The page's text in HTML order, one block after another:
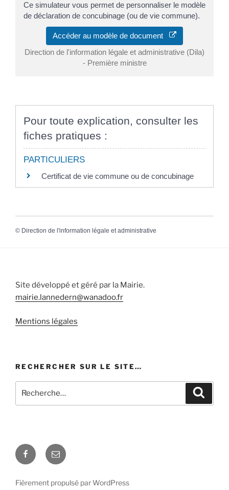
Ce simulateur vous permet de personnaliser le modèle
de déclaration de concubinage (ou de vie commune).
Accéder au modèle de document
Direction de l'information légale et administrative (Dila)
- Première ministre
Pour toute explication, consulter les
fiches pratiques :
PARTICULIERS
Certificat de vie commune ou de concubinage
© Direction de l'information légale et administrative
Site développé et géré par la Mairie.
mairie.lannedern@wanadoo.fr
Mentions légales
RECHERCHER SUR LE SITE…
pour
Facebook
E-
mail
Fièrement propulsé par WordPress